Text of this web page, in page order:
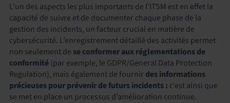
L’un des aspects les plus importants de l’ITSM est en effet la
capacité de suivre et de documenter chaque phase de la
gestion des incidents, un facteur crucial en matière de
cybersécurité. L’enregistrement détaillé des activités permet
non seulement de se conformer aux réglementations de
conformité(par exemple, le GDPR/General Data Protection
Regulation), mais également de fournir des informations
précieuses pour prévenir de futurs incidents : c’est ainsi que
se met en place un processus d’amélioration continue.